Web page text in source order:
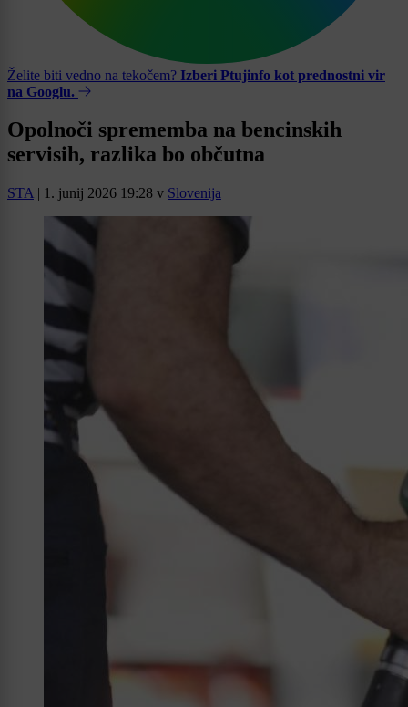
Želite biti vedno na tekočem? Izberi Ptujinfo kot prednostni vir
na Googlu.
Opolnoči sprememba na bencinskih
servisih, razlika bo občutna
STA | 1. junij 2026 19:28 v Slovenija